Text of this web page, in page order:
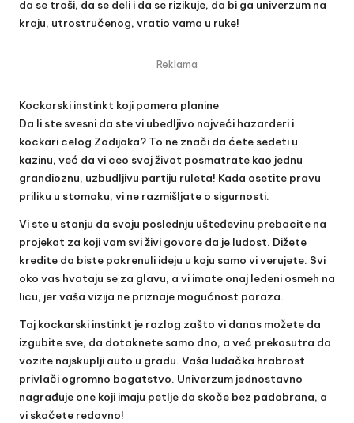
da se troši, da se deli i da se rizikuje, da bi ga univerzum na
kraju, utrostručenog, vratio vama u ruke!
Reklama
Kockarski instinkt koji pomera planine
Da li ste svesni da ste vi ubedljivo najveći hazarderi i
kockari celog Zodijaka? To ne znači da ćete sedeti u
kazinu, već da vi ceo svoj život posmatrate kao jednu
grandioznu, uzbudljivu partiju ruleta! Kada osetite pravu
priliku u stomaku, vi ne razmišljate o sigurnosti.
Vi ste u stanju da svoju poslednju ušteđevinu prebacite na
projekat za koji vam svi živi govore da je ludost. Dižete
kredite da biste pokrenuli ideju u koju samo vi verujete. Svi
oko vas hvataju se za glavu, a vi imate onaj ledeni osmeh na
licu, jer vaša vizija ne priznaje mogućnost poraza.
Taj kockarski instinkt je razlog zašto vi danas možete da
izgubite sve, da dotaknete samo dno, a već prekosutra da
vozite najskuplji auto u gradu. Vaša ludačka hrabrost
privlači ogromno bogatstvo. Univerzum jednostavno
nagrađuje one koji imaju petlje da skoče bez padobrana, a
vi skačete redovno!